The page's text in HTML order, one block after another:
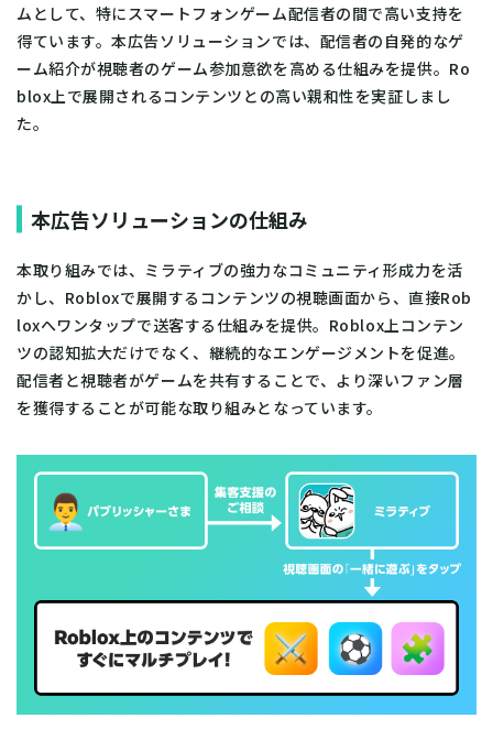
ムとして、特にスマートフォンゲーム配信者の間で高い支持を
得ています。本広告ソリューションでは、配信者の自発的なゲ
ーム紹介が視聴者のゲーム参加意欲を高める仕組みを提供。Ro
blox上で展開されるコンテンツとの高い親和性を実証しまし
た。
本広告ソリューションの仕組み
本取り組みでは、ミラティブの強力なコミュニティ形成力を活
かし、Robloxで展開するコンテンツの視聴画面から、直接Rob
loxへワンタップで送客する仕組みを提供。Roblox上コンテン
ツの認知拡大だけでなく、継続的なエンゲージメントを促進。
配信者と視聴者がゲームを共有することで、より深いファン層
を獲得することが可能な取り組みとなっています。